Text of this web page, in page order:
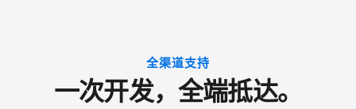
全渠道支持
一次开发，全端抵达。